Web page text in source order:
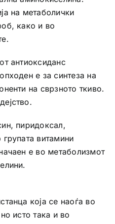
на метаболички
како и во
антиоксиданс
е за синтеза на
на сврзното ткиво.
пиридоксал,
витамини
е во метаболизмот
која се наоѓа во
исто така и во